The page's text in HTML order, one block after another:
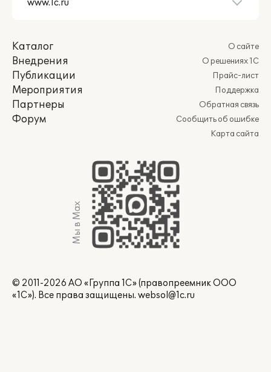
Каталог
Внедрения
Публикации
Мероприятия
Партнеры
Форум
О сайте
О решениях 1С
Прайс-лист
Поддержка
Обратная связь
Сообщить об ошибке
Карта сайта
Мы в Max
© 2011-2026 АО «Группа 1С» (правопреемник ООО
«1С»). Все права защищены. websol@1c.ru